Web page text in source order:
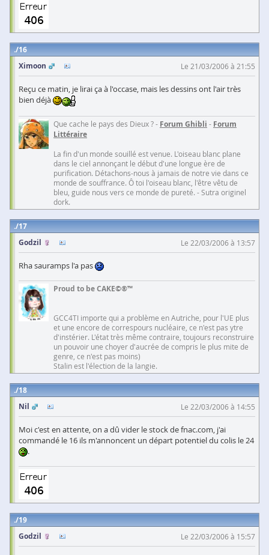
16
Ximoon
Le 21/03/2006 à 21:55
Reçu ce matin, je lirai ça à l'occase, mais les dessins ont l'air très
bien déjà
Que cache le pays des Dieux ? - Forum Ghibli - Forum
Littéraire
La fin d'un monde souillé est venue. L'oiseau blanc plane
dans le ciel annonçant le début d'une longue ère de
purification. Détachons-nous à jamais de notre vie dans ce
monde de souffrance. Ô toi l'oiseau blanc, l'être vêtu de
bleu, guide nous vers ce monde de pureté. - Sutra originel
dork.
17
Godzil
Le 22/03/2006 à 13:57
Rha sauramps l'a pas
Proud to be CAKE©®™
GCC4TI importe qui a problème en Autriche, pour l'UE plus
et une encore de correspours nucléaire, ce n'est pas ytre
d'instérier. L'état très même contraire, toujours reconstruire
un pouvoir une choyer d'aucrée de compris le plus mite de
genre, ce n'est pas moins)
Stalin est l'élection de la langie.
18
Nil
Le 22/03/2006 à 14:55
Moi c'est en attente, on a dû vider le stock de fnac.com, j'ai
commandé le 16 ils m'annoncent un départ potentiel du colis le 24
.
19
Godzil
Le 22/03/2006 à 15:57